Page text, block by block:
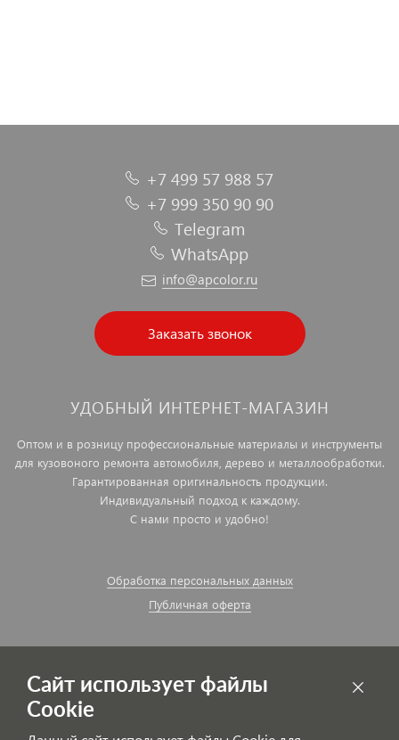
+7 499 57 988 57
+7 999 350 90 90
Telegram
WhatsApp
info@apcolor.ru
Заказать звонок
УДОБНЫЙ ИНТЕРНЕТ-МАГАЗИН
Оптом и в розницу профессиональные материалы и инструменты
для кузовоного ремонта автомобиля, дерево и металлообработки.
Гарантированная оригинальность продукции.
Индивидуальный подход к каждому.
С нами просто и удобно!
Обработка персональных данных
Публичная оферта
Сайт использует файлы
Cookie